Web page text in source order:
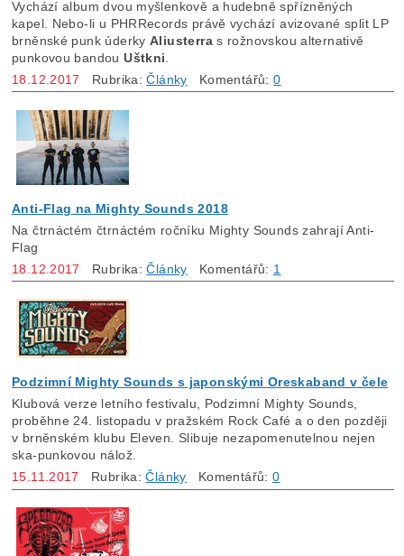
Vychází album dvou myšlenkově a hudebně spřízněných
kapel. Nebo-li u PHRRecords právě vychází avizované split LP
brněnské punk úderkyAliusterras rožnovskou alternativě
punkovou bandouUštkni
18.12.2017
Rubrika:Články Komentářů:0
Anti-Flag na Mighty Sounds 2018
Na čtrnáctém čtrnáctém ročníku Mighty Sounds zahrají Anti-
Flag
18.12.2017
Rubrika:Články Komentářů: 1
Podzimní Mighty Sounds s japonskými Oreskaband v čele
Klubová verze letního festivalu, Podzimní Mighty Sounds,
proběhne 24. listopadu v pražském Rock Café a o den později
v brněnském klubu Eleven. Slibuje nezapomenutelnou nejen
ska-punkovou nálož.
15.11.2017
Rubrika:Články Komentářů:0